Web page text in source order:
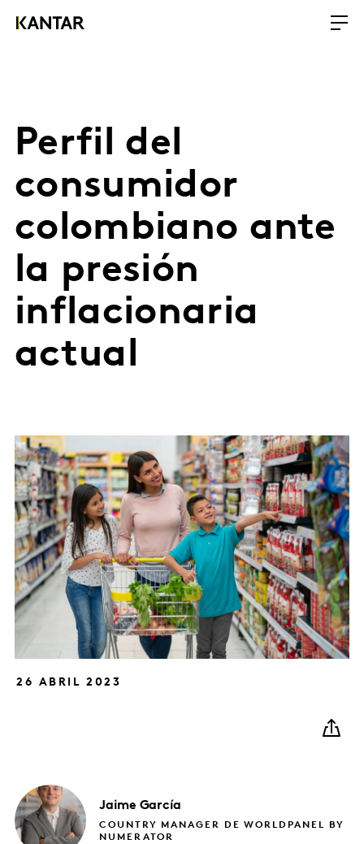
Perfil del
consumidor
colombiano ante
la presión
inflacionaria
actual
26 ABRIL 2023
Jaime García
COUNTRY MANAGER DE WORLDPANEL BY
NUMERATOR